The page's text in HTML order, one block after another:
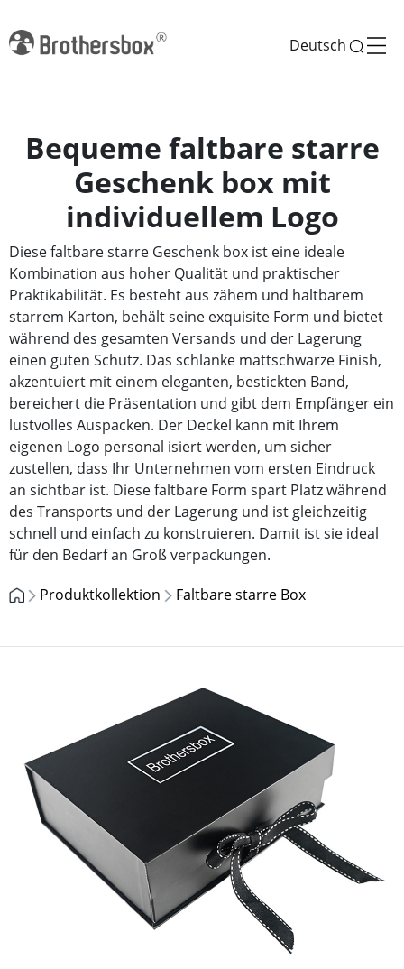
Deutsch
Bequeme faltbare starre
Geschenk box mit
individuellem Logo
Diese faltbare starre Geschenk box ist eine ideale
Kombination aus hoher Qualität und praktischer
Praktikabilität. Es besteht aus zähem und haltbarem
starrem Karton, behält seine exquisite Form und bietet
während des gesamten Versands und der Lagerung
einen guten Schutz. Das schlanke mattschwarze Finish,
akzentuiert mit einem eleganten, bestickten Band,
bereichert die Präsentation und gibt dem Empfänger ein
lustvolles Auspacken. Der Deckel kann mit Ihrem
eigenen Logo personal isiert werden, um sicher
zustellen, dass Ihr Unternehmen vom ersten Eindruck
an sichtbar ist. Diese faltbare Form spart Platz während
des Transports und der Lagerung und ist gleichzeitig
schnell und einfach zu konstruieren. Damit ist sie ideal
für den Bedarf an Groß verpackungen.
Produktkollektion
Faltbare starre Box